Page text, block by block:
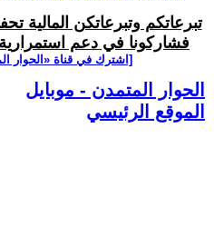
تبرعاتكم وتبرعاتكن المالية
فشاركونا في دعم
[اشترك في قناة ‫«الحوار
الحوار المتمدن - موبايل
الموقع الرئيسي